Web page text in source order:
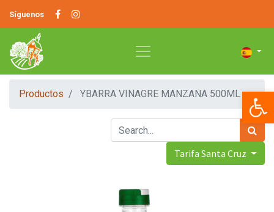
Síguenos
Productos YBARRA VINAGRE MANZANA 500ML
Tarifa Santa Cruz